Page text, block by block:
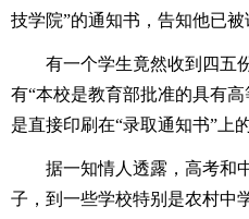
技学院”的通知书，告知他已
有一个学生竟然收到四五
有“本校是教育部批准的具有
是直接印刷在“录取通知书”上的
据一知情人透露，高考和
子，到一些学校特别是农村中